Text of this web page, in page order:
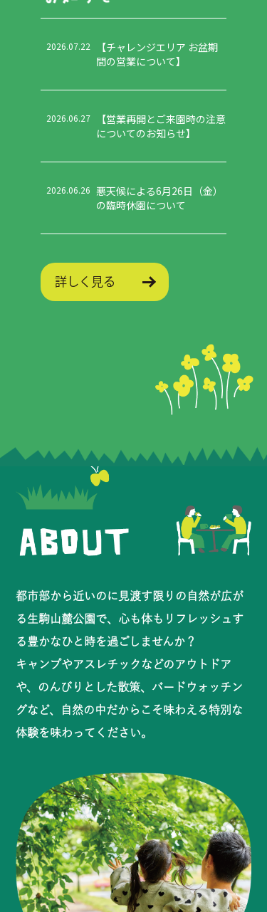
2026.07.22
【チャレンジエリア お盆期
間の営業について】
2026.06.27
【営業再開とご来園時の注意
についてのお知らせ】
2026.06.26 悪天候による6月26日（金）
の臨時休園について
詳しく見る
都市部から近いのに見渡す限りの自然が広が
る生駒山麓公園で、心も体もリフレッシュす
る豊かなひと時を過ごしませんか？
キャンプやアスレチックなどのアウトドア
や、のんびりとした散策、バードウォッチン
グなど、自然の中だからこそ味わえる特別な
体験を味わってください。